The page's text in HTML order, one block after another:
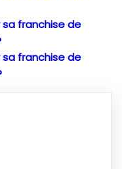
franchise de
franchise de